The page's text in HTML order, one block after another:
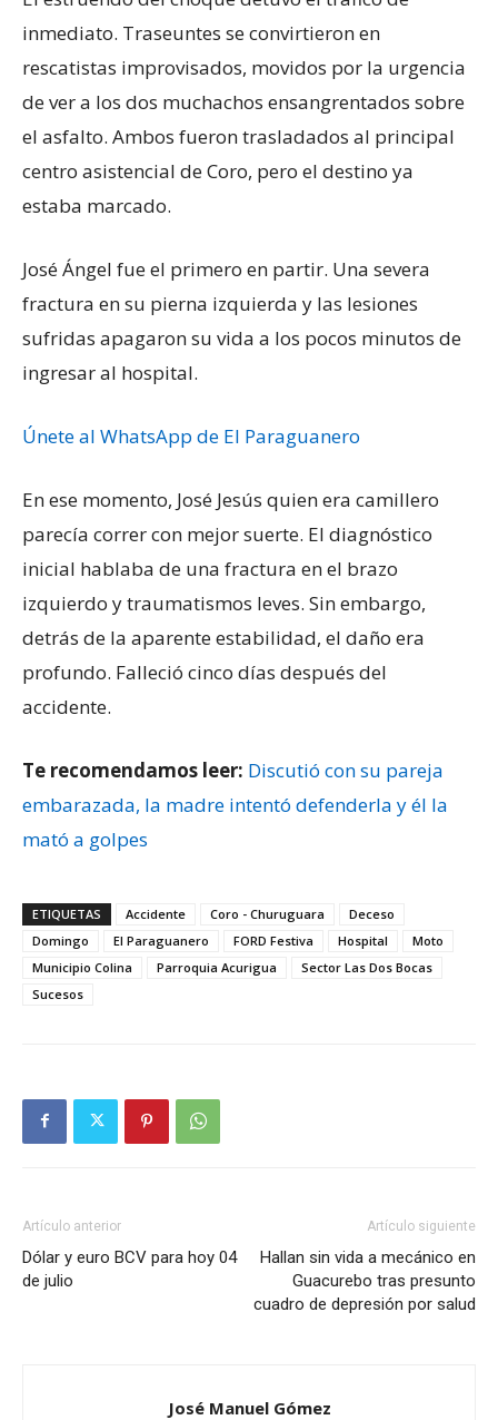
inmediato. Traseuntes se convirtieron en
rescatistas improvisados, movidos por la urgencia
de ver a los dos muchachos ensangrentados sobre
el asfalto. Ambos fueron trasladados al principal
centro asistencial de Coro, pero el destino ya
estaba marcado.
José Ángel fue el primero en partir. Una severa
fractura en su pierna izquierda y las lesiones
sufridas apagaron su vida a los pocos minutos de
ingresar al hospital.
Únete al WhatsApp de El Paraguanero
En ese momento, José Jesús quien era camillero
parecía correr con mejor suerte. El diagnóstico
inicial hablaba de una fractura en el brazo
izquierdo y traumatismos leves. Sin embargo,
detrás de la aparente estabilidad, el daño era
profundo. Falleció cinco días después del
accidente.
Te recomendamos leer: Discutió con su pareja
embarazada, la madre intentó defenderla y él la
mató a golpes
ETIQUETAS Accidente Coro - Churuguara
Deceso
Domingo
El Paraguanero FORD Festiva Hospital
Moto
Municipio Colina
Parroquia Acurigua
Sector Las Dos Bocas
Sucesos
Artículo anterior
Dólar y euro BCV para hoy 04
de julio
Artículo siguiente
Hallan sin vida a mecánico en
Guacurebo tras presunto
cuadro de depresión por salud
José Manuel Gómez